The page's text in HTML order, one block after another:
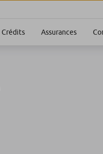
Crédits Assurances